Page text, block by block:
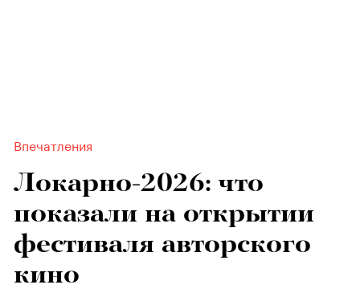
Впечатления
Локарно-2026: что
показали на открытии
фестиваля авторского
кино